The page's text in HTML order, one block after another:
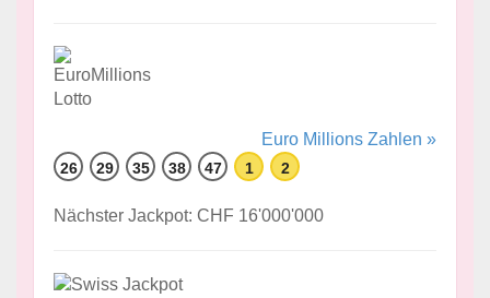
Euro Millions Zahlen »
26 29 35 38 47 1 2
Nächster Jackpot: CHF 16'000'000